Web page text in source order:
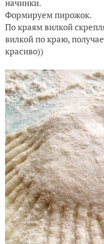
начинки.
Формируем пирожок.
По краям вилкой
вилкой по краю,
красиво))